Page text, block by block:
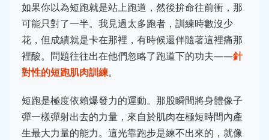
如果你以為短跑就是站上跑道，然後拚命往前衝，那
可能只對了一半。我見過太多跑者，訓練時數沒少
花，但成績就是卡在那裡，有時候還伴隨著這裡痛那
裡酸。問題往往出在他們忽略了跑道下的功夫——針
對性的短跑肌肉訓練。
短跑是極度依賴爆發力的運動。那股瞬間將身體像子
彈一樣彈射出去的力量，來自於肌肉在極短時間內產
生最大力量的能力。這光靠跑步是練不出來的，就像